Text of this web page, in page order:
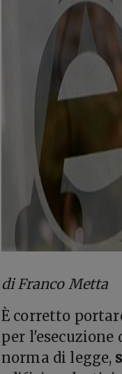
di Franco Metta
È corretto
per
norma di legge,